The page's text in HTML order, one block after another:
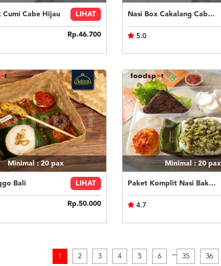
Cumi Cabe Hijau LIHAT
Rp.46.700
Nasi Box Cakalang Cabe Hijau
5.0
Minimal : 20pax
Bali LIHAT
Rp.50.000
Minimal : 20pax
Paket Komplit Nasi Bakar Ayam Cabe Ijo
4.7
1 2 3 4 5 6 ... 35 36